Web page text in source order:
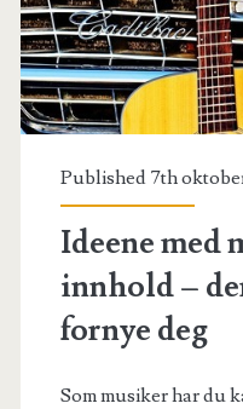
Published 7th
Ideene med
innhold –
fornye deg
Som musiker har du